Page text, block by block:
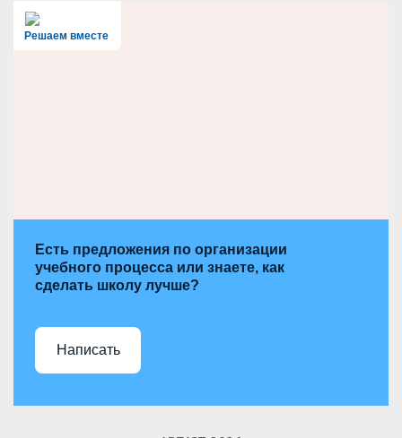
Решаем вместе
Есть предложения по организации
учебного процесса или знаете, как
сделать школу лучше?
Написать